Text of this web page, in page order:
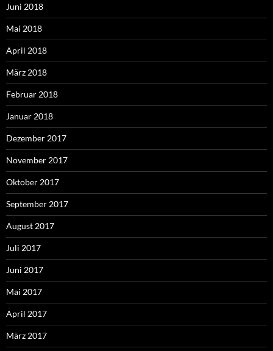
Juni 2018
Mai 2018
April 2018
März 2018
Februar 2018
Januar 2018
Dezember 2017
November 2017
Oktober 2017
September 2017
August 2017
Juli 2017
Juni 2017
Mai 2017
April 2017
März 2017